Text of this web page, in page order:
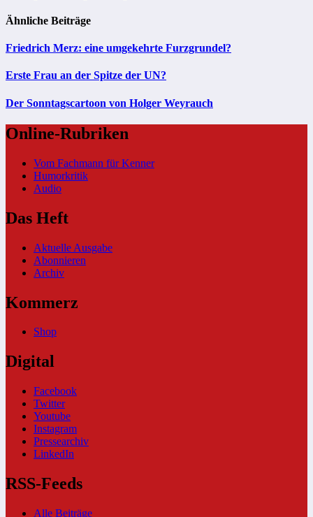
Ähnliche Beiträge
Friedrich Merz: eine umgekehrte Furzgrundel?
Erste Frau an der Spitze der UN?
Der Sonntagscartoon von Holger Weyrauch
Online-Rubriken
Vom Fachmann für Kenner
Humorkritik
Audio
Das Heft
Aktuelle Ausgabe
Abonnieren
Archiv
Kommerz
Shop
Digital
Facebook
Twitter
Youtube
Instagram
Pressearchiv
LinkedIn
RSS-Feeds
Alle Beiträge